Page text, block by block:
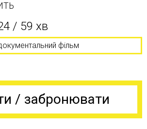
/ 59 хв
фільм
/ забронювати